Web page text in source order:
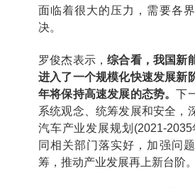
面临着很大的压力，需要各
决。
罗俊杰表示，综合看，我国新
进入了一个规模化快速发展新
年将保持高速发展的态势。下
系统观念、统筹发展和安全，
汽车产业发展规划(2021-
同相关部门落实好，加强问
筹，推动产业发展再上新台阶。